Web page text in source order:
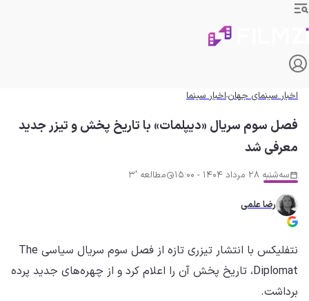
اخبار سینمای جهاناخبار سینما
فصل سوم سریال «دیپلمات» با تاریخ پخش و تیزر جدید
معرفی شد
سه‌شنبه 28 مرداد 1404 - 15:00 مطالعه '3
رضا علمی
نتفلیکس با انتشار تیزری تازه از فصل سوم سریال سیاسی The
Diplomat، تاریخ پخش آن را اعلام کرد و از چهره‌های جدید پرده
برداشت.